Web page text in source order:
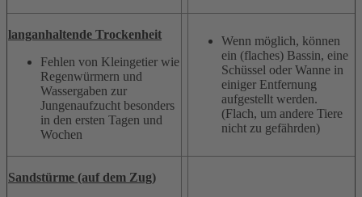
langanhaltende Trockenheit
Fehlen von Kleingetier wie
Regenwürmern und
Wassergaben zur
Jungenaufzucht besonders
in den ersten Tagen und
Wochen
Wenn möglich, können
ein (flaches) Bassin, eine
Schüssel oder Wanne in
einiger Entfernung
aufgestellt werden.
(Flach, um andere Tiere
nicht zu gefährden)
Sandstürme (auf dem Zug)